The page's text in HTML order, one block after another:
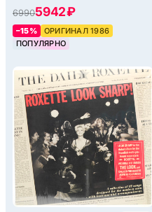
69905942 ₽
–15%
ОРИГИНАЛ 1986
ПОПУЛЯРНО